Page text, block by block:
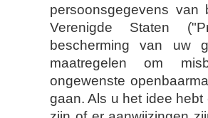
persoonsgegevens
Verenigde Staten
bescherming van uw
maatregelen om
ongewenste
gaan. Als u het idee